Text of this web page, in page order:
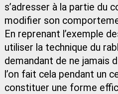
s’adresser à la partie du
modifier son
En reprenant l’exemple
utiliser la technique du
demandant de ne jamais
l’on fait cela pendant un
constituer une forme